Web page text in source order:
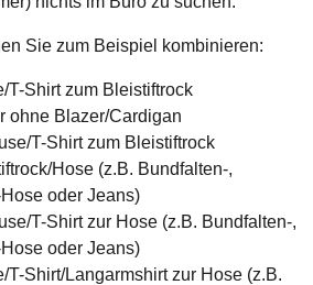
Sie zum Beispiel kombinieren:
T-Shirt zum Bleistiftrock
ohne Blazer/Cardigan
T-Shirt zum Bleistiftrock
Hose (z.B. Bundfalten-,
oder Jeans)
T-Shirt zur Hose (z.B. Bundfalten-,
oder Jeans)
T-Shirt/Langarmshirt zur Hose (z.B.